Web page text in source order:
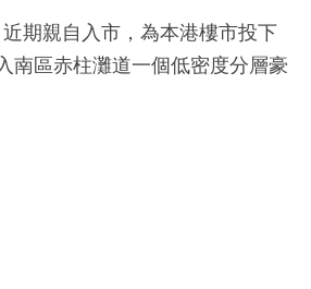
期親自入市，為本港樓市投下
南區赤柱灘道一個低密度分層豪